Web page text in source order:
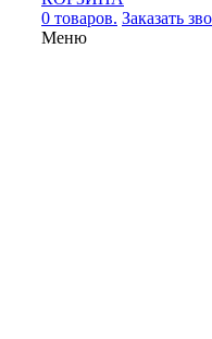
0 товаров. Заказать
Меню